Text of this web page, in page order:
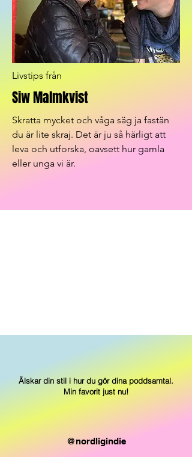
Livstips från
Siw Malmkvist
Skratta mycket och våga säg ja fastän
du är lite skraj. Det är ju så härligt att
leva och utforska, oavsett hur gamla
eller unga vi är.
Älskar din stil i hur du gör dina poddsamtal.
Min favorit just nu!
@nordligindie